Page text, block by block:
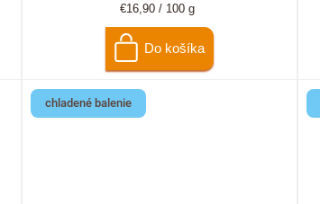
Jednotková
€16,90 / 100 g
Do košíka
chladené balenie